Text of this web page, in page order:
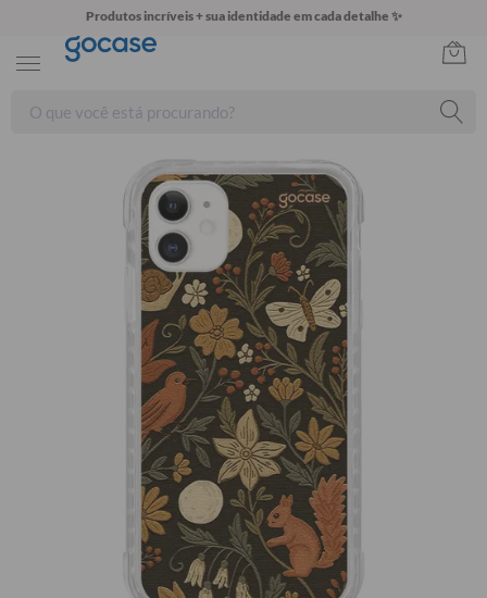
Produtos incríveis + sua identidade em cada detalhe ✨